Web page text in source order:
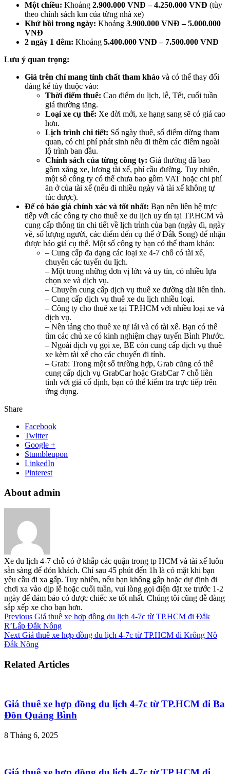
Một chiều: Khoảng 2.900.000 VNĐ – 4.250.000 VNĐ (tùy
theo chính sách km của từng nhà xe)
Khứ hồi trong ngày: Khoảng 3.900.000 VNĐ – 5.000.000
VNĐ
2 ngày 1 đêm: Khoảng 5.400.000 VNĐ – 7.500.000 VNĐ
Lưu ý quan trọng:
Giá trên chỉ mang tính chất tham khảo và có thể thay đổi
đáng kể tùy thuộc vào:
Thời điểm thuê: Cao điểm du lịch, lễ, Tết, cuối tuần
giá thường tăng.
Loại xe cụ thể: Xe đời mới, xe hạng sang sẽ có giá cao
hơn.
Lịch trình chi tiết: Số ngày thuê, số điểm dừng tham
quan, có chi phí phát sinh nếu đi thêm các điểm ngoài
lộ trình ban đầu.
Chính sách của từng công ty: Giá thường đã bao
gồm xăng xe, lương tài xế, phí cầu đường. Tuy nhiên,
một số công ty có thể chưa bao gồm VAT hoặc chi phí
ăn ở của tài xế (nếu đi nhiều ngày và tài xế không tự
túc được).
Để có báo giá chính xác và tốt nhất: Bạn nên liên hệ trực
tiếp với các công ty cho thuê xe du lịch uy tín tại TP.HCM và
cung cấp thông tin chi tiết về lịch trình của bạn (ngày đi, ngày
về, số lượng người, các điểm đến cụ thể ở Đắk Song) để nhận
được báo giá cụ thể. Một số công ty bạn có thể tham khảo:
– Cung cấp đa dạng các loại xe 4-7 chỗ có tài xế,
chuyên các tuyến du lịch.
– Một trong những đơn vị lớn và uy tín, có nhiều lựa
chọn xe và dịch vụ.
– Chuyên cung cấp dịch vụ thuê xe đường dài liên tỉnh.
– Cung cấp dịch vụ thuê xe du lịch nhiều loại.
– Công ty cho thuê xe tại TP.HCM với nhiều loại xe và
dịch vụ.
– Nền tảng cho thuê xe tự lái và có tài xế. Bạn có thể
tìm các chủ xe có kinh nghiệm chạy tuyến Bình Phước.
– Ngoài dịch vụ gọi xe, BE còn cung cấp dịch vụ thuê
xe kèm tài xế cho các chuyến đi tỉnh.
– Grab: Trong một số trường hợp, Grab cũng có thể
cung cấp dịch vụ GrabCar hoặc GrabCar 7 chỗ liên
tỉnh với giá cố định, bạn có thể kiểm tra trực tiếp trên
ứng dụng.
Share
Facebook
Twitter
Google +
Stumbleupon
LinkedIn
Pinterest
About admin
Xe du lịch 4-7 chỗ có ở khắp các quận trong tp HCM và tài xế luôn
sẵn sàng để đón khách. Chỉ sau 45 phút đến 1h là có mặt khi bạn
yêu cầu đi xa gấp. Tuy nhiên, nếu bạn không gấp hoặc dự định đi
chơi xa vào dịp lễ hoặc cuối tuần, vui lòng gọi điện đặt xe trước 1-2
ngày để đảm bảo có được chiếc xe tốt nhất. Chúng tôi cũng dễ dàng
sắp xếp xe cho bạn hơn.
Previous Giá thuê xe hợp đồng du lịch 4-7c từ TP.HCM đi Đắk
R’Lấp Đắk Nông
Next Giá thuê xe hợp đồng du lịch 4-7c từ TP.HCM đi Krông Nô
Đắk Nông
Related Articles
Giá thuê xe hợp đồng du lịch 4-7c từ TP.HCM đi Ba
Đồn Quảng Bình
8 Tháng 6, 2025